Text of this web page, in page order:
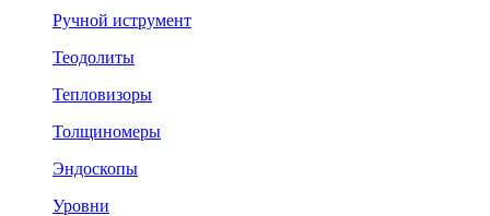
Ручной иструмент
Теодолиты
Тепловизоры
Толщиномеры
Эндоскопы
Уровни